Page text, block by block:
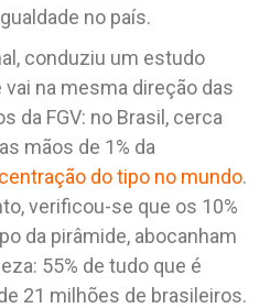
no país.
conduziu um estudo
na mesma direção das
da FGV: no Brasil, cerca
mãos de 1% da
do tipo no mundo.
verificou-se que os 10%
da pirâmide, abocanham
55% de tudo que é
21 milhões de brasileiros.